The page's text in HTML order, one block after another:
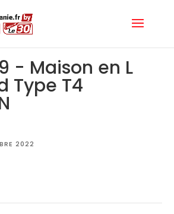
- Maison en L
Type T4
2022